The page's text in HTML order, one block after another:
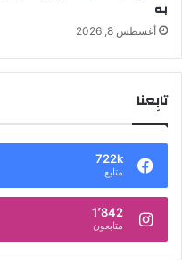
به
أغسطس 8, 2026
تابِعنا
722k
متابع
1٬842
متابعون